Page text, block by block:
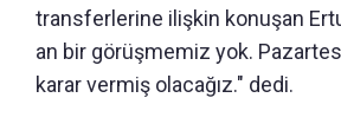
transferlerine ilişkin konuşan
an bir görüşmemiz yok.
karar vermiş olacağız." dedi.